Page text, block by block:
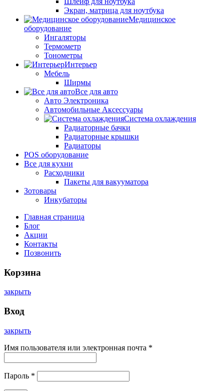
Экран, матрица для ноутбука
Медицинское
оборудование
Ингаляторы
Термометр
Тонометры
Интерьер
Мебель
Ширмы
Все для авто
Авто Электроника
Автомобильные Аксессуары
Система охлаждения
Радиаторные бачки
Радиаторные крышки
Радиаторы
POS оборудование
Все для кухни
Расходники
Пакеты для вакууматора
Зотовары
Инкубаторы
Главная страница
Блог
Акции
Контакты
Позвонить
Корзина
закрыть
Вход
закрыть
Имя пользователя или электронная почта *
Пароль *